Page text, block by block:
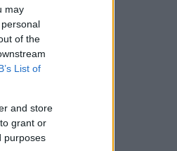
may
of the
List of
and store
grant or
purposes